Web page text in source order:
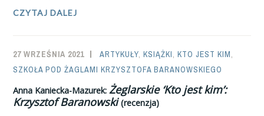
CZYTAJ DALEJ
27 WRZEŚNIA 2021
SAILOR-
ADMIN
ARTYKUŁY,KSIĄŻKI,KTO JEST KIM,
SZKOŁA POD ŻAGLAMI KRZYSZTOFA BARANOWSKIEGO
Anna Kaniecka-Mazurek:Żeglarskie ‘Kto jest kim’:
Krzysztof Baranowski (recenzja)